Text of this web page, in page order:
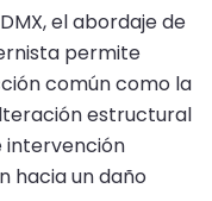
el abordaje de
permite
común como la
estructural
intervención
hacia un daño